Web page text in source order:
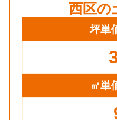
西区の
坪単
㎡単